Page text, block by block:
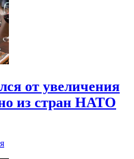
от увеличения
из стран НАТО